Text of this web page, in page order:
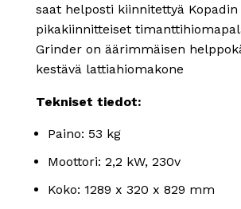
saat helposti kiinnitettyä Kopadin
pikakiinnitteiset
Grinder on äärimmäisen
kestävä lattiahiomakone
Tekniset tiedot:
Paino: 53 kg
Moottori: 2,2 kW, 230v
Koko: 1289 x 320 x 829 mm